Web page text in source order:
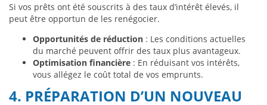
Si vos prêts ont été souscrits à des taux d’intérêt élevés, il
peut être opportun de les renégocier.
Opportunités de réduction : Les conditions actuelles
du marché peuvent offrir des taux plus avantageux.
Optimisation financière : En réduisant vos intérêts,
vous allégez le coût total de vos emprunts.
4. PRÉPARATION D’UN NOUVEAU